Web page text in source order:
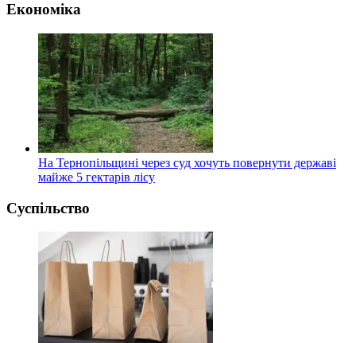
Економіка
На Тернопільщині через суд хочуть повернути державі
майже 5 гектарів лісу
Суспільство